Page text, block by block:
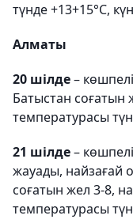
түнде +13+15°С,
Алматы
20 шілде–
Батыстан соғатын
температурасы
21 шілде–
жауады, найзағай
соғатын жел 3-8,
температурасы